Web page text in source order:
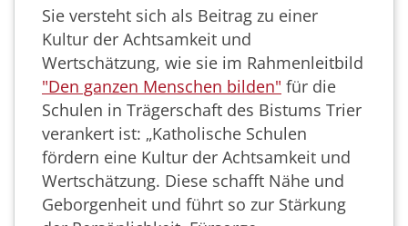
Sie versteht sich als Beitrag zu einer
Kultur der Achtsamkeit und
Wertschätzung, wie sie im Rahmenleitbild
"Den ganzen Menschen bilden" für die
Schulen in Trägerschaft des Bistums Trier
verankert ist: „Katholische Schulen
fördern eine Kultur der Achtsamkeit und
Wertschätzung. Diese schafft Nähe und
Geborgenheit und führt so zur Stärkung